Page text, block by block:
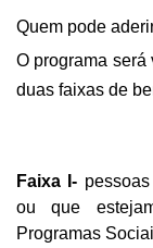
Quem pode
O programa
duas faixas de
Faixa I-
ou que
Programas